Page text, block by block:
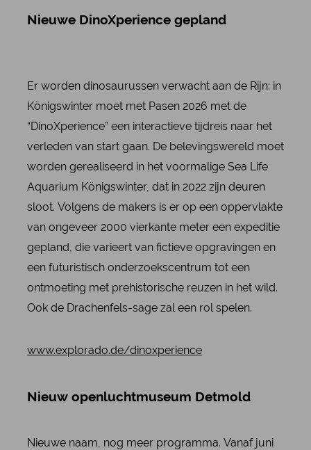
Nieuwe DinoXperience gepland
Er worden dinosaurussen verwacht aan de Rijn: in
Königswinter moet met Pasen 2026 met de
“DinoXperience” een interactieve tijdreis naar het
verleden van start gaan. De belevingswereld moet
worden gerealiseerd in het voormalige Sea Life
Aquarium Königswinter, dat in 2022 zijn deuren
sloot. Volgens de makers is er op een oppervlakte
van ongeveer 2000 vierkante meter een expeditie
gepland, die varieert van fictieve opgravingen en
een futuristisch onderzoekscentrum tot een
ontmoeting met prehistorische reuzen in het wild.
Ook de Drachenfels-sage zal een rol spelen.
www.explorado.de/dinoxperience
Nieuw openluchtmuseum Detmold
Nieuwe naam, nog meer programma. Vanaf juni